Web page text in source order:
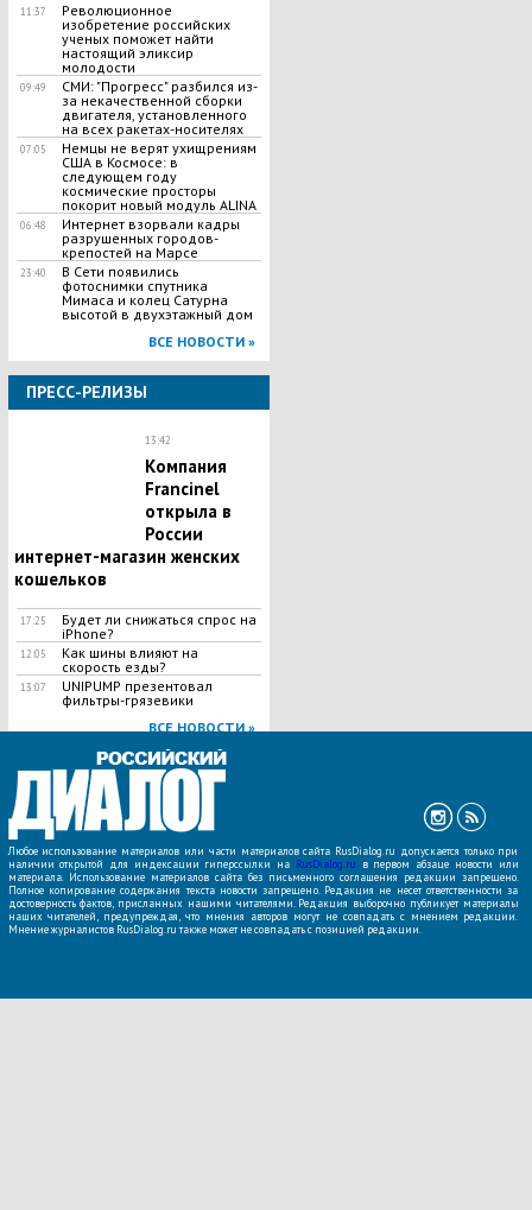
11:37
Революционное
изобретение российских
ученых поможет найти
настоящий эликсир
молодости
09:49
СМИ: "Прогресс" разбился из-
за некачественной сборки
двигателя, установленного
на всех ракетах-носителях
07:05
Немцы не верят ухищрениям
США в Космосе: в
следующем году
космические просторы
покорит новый модуль ALINA
06:48
Интернет взорвали кадры
разрушенных городов-
крепостей на Марсе
23:40
В Сети появились
фотоснимки спутника
Мимаса и колец Сатурна
высотой в двухэтажный дом
ВСЕ НОВОСТИ »
ПРЕСС-РЕЛИЗЫ
13:42
Компания
Francinel
открыла в
России
интернет-магазин женских
кошельков
17:25
Будет ли снижаться спрос на
iPhone?
12:05
Как шины влияют на
скорость езды?
13:07
UNIPUMP презентовал
фильтры-грязевики
ВСЕ НОВОСТИ »
Любое использование материалов или части материалов сайта RusDialog.ru допускается только при
наличии открытой для индексации гиперссылки на RusDialog.ru в первом абзаце новости или
материала. Использование материалов сайта без письменного соглашения редакции запрещено.
Полное копирование содержания текста новости запрещено. Редакция не несет ответственности за
достоверность фактов, присланных нашими читателями. Редакция выборочно публикует материалы
наших читателей, предупреждая, что мнения авторов могут не совпадать с мнением редакции.
Мнение журналистов RusDialog.ru также может не совпадать с позицией редакции.